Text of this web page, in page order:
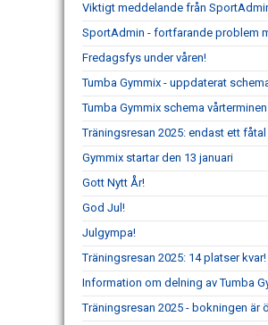
Viktigt meddelande från
SportAdmin - fortfarande problem
Fredagsfys under våren!
Tumba Gymmix - uppdaterat
Tumba Gymmix schema
Träningsresan 2025: endast ett
Gymmix startar den 13 januari
Gott Nytt År!
God Jul!
Julgympa!
Träningsresan 2025: 14 platser kvar!
Information om delning av Tumba
Träningsresan 2025 - bokningen är